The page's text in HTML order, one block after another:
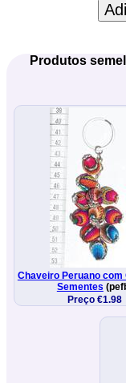
Produtos
Chaveiro Peruano com
Sementes
Preço €1.98